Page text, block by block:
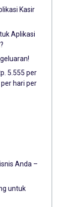
Kasir
Aplikasi
5.555 per
hari per
Anda –
untuk